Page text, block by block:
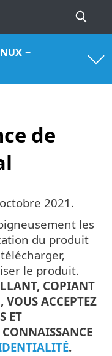
–
de
2021 .
les
du produit
le produit.
COPIANT
ACCEPTEZ
ET
.